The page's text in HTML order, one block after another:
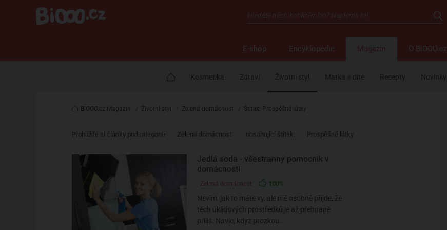
E-shop Encyklopedie Magazín O BiOOO.cz
Kosmetika Zdraví Životní styl Matka a dítě Recepty Novinky
BiOOO.cz Magazin / Životní styl / Zelená domácnost / Štítek: Prospěšné látky
Prohlížíte si články podkategorie Zelená domácnost obsahující štítek: Prospěšné látky
Jedlá soda - všestranný pomocník v
domácnosti
Zelená domácnost 100%
Nevím, jak to máte vy, ale mě osobně přijde, že
těch úklidových prostředků je až přehnaně
příliš. Navíc, když prozkou...